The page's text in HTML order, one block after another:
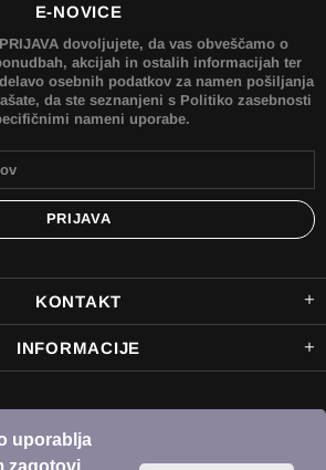
E-NOVICE
dovoljujete, da vas obveščamo o
akcijah in ostalih informacijah ter
osebnih podatkov za namen pošiljanja
da ste seznanjeni s Politiko zasebnosti
nameni uporabe.
KONTAKT
INFORMACIJE
pravice pridržane.
uporablja
zagotovi